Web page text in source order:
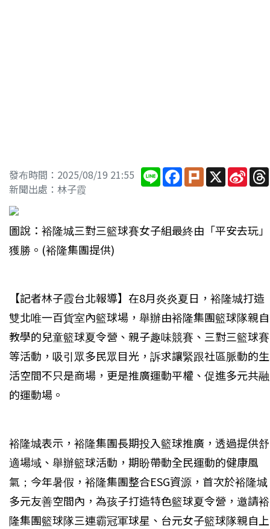
發布時間：2025/08/19 21:55
新聞出處：林子霞
Line Facebook
PlurkX Sina
圖說：裕隆城三對三籃球賽女子組最終由「平安去玩」
獲勝。(裕隆集團提供)
【記者林子霞台北報導】在8月炎炎夏日，裕隆城打造
雙北唯一百貨室內籃球場，舉辦由裕隆集團籃球隊親自
教學的兒童籃球夏令營、親子趣味競賽、三對三籃球賽
等活動，吸引眾多民眾目光，訴求讓緊跟社區脈動的生
活空間不只是商場，更是推廣運動平權、促進多元共融
的運動場。
裕隆城表示，裕隆集團長期投入籃球推廣，透過提供舒
適場域、舉辦籃球活動，期盼帶動全民運動的健康風
氣；今年暑假，裕隆集團整合ESG資源，首次於裕隆城
多元友善空間內，為孩子打造特色籃球夏令營，邀請裕
隆集團籃球隊三連霸冠軍球星、台元女子籃球隊親自上